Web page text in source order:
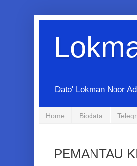
Dato' Lokman Noor
Home Biodata
PEMANTAU